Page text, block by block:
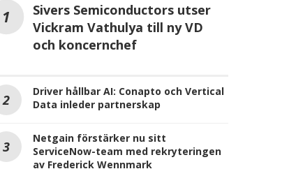
Sivers Semiconductors utser
Vickram Vathulya till ny VD
och koncernchef
Driver hållbar AI: Conapto och Vertical
Data inleder partnerskap
Netgain förstärker nu sitt
ServiceNow-team med rekryteringen
av Frederick Wennmark